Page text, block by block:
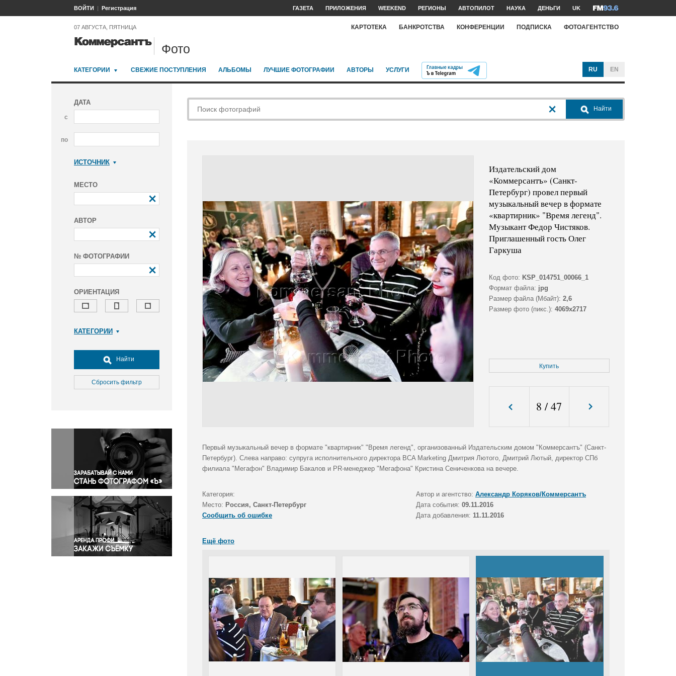
ВОЙТИ Регистрация ГАЗЕТА ПРИЛОЖЕНИЯ WEEKEND РЕГИОНЫ АВТОПИЛОТ НАУКА ДЕНЬГИ UK
07 АВГУСТА, ПЯТНИЦА КАРТОТЕКА БАНКРОТСТВА КОНФЕРЕНЦИИ ПОДПИСКА ФОТОАГЕНТСТВО
Фото
КАТЕГОРИИ СВЕЖИЕ ПОСТУПЛЕНИЯ АЛЬБОМЫ ЛУЧШИЕ ФОТОГРАФИИ АВТОРЫ УСЛУГИ RU EN
ДАТА
с
по
ИСТОЧНИК
МЕСТО
АВТОР
№ ФОТОГРАФИИ
ОРИЕНТАЦИЯ
КАТЕГОРИИ
Досуг, туризм и отдых
Культура
Медицина
Окружающая среда
Политика
Правосудие
Происшествия и конфликты
Религия
Светская жизнь
Спорт
Экология
Экономика и бизнес
Найти
Сбросить фильтр
Найти
Издательский дом
«Коммерсантъ» (Санкт-
Петербург) провел первый
музыкальный вечер в формате
«квартирник» "Время легенд".
Музыкант Федор Чистяков.
Приглашенный гость Олег
Гаркуша
Код фото: KSP_014751_00066_1
Формат файла: jpg
Размер файла (Мбайт): 2,6
Размер фото (пикс.): 4069x2717
Купить
8 /47
Первый музыкальный вечер в формате "квартирник" "Время легенд", организованный Издательским домом "Коммерсантъ" (Санкт-
Петербург). Слева направо: супруга исполнительного директора BCA Marketing Дмитрия Лютого, Дмитрий Лютый, директор СПб
филиала "Мегафон" Владимир Бакалов и PR-менеджер "Мегафона" Кристина Сениченкова на вечере.
Категория: Автор и агентство: Александр Коряков/Коммерсантъ
Место: Россия, Санкт-Петербург Дата события: 09.11.2016
Сообщить об ошибке
Дата добавления: 11.11.2016
Ещё фото